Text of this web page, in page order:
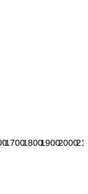
1700180019002000